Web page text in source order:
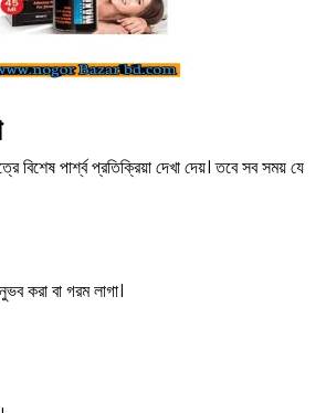
বিশেষ পার্শ্ব প্রতিক্রিয়া দেখা দেয়। তবে সব সময় যে
করা বা গরম লাগা।